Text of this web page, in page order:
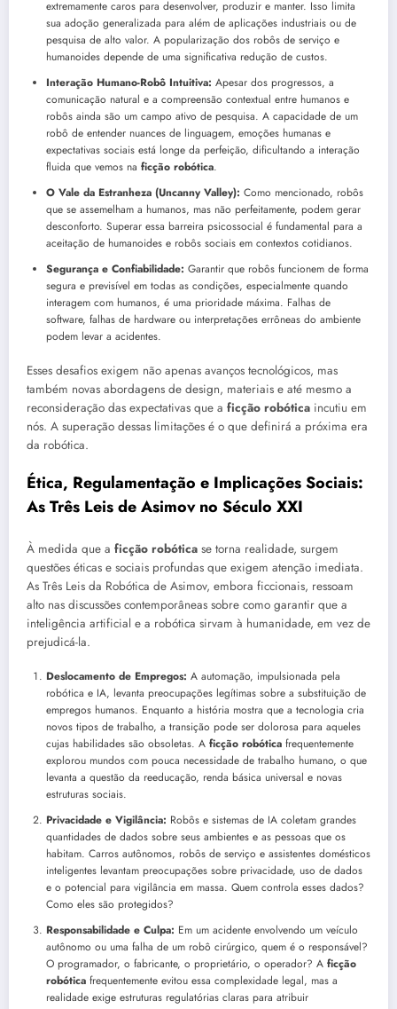
extremamente caros para desenvolver, produzir e manter. Isso limita
sua adoção generalizada para além de aplicações industriais ou de
pesquisa de alto valor. A popularização dos robôs de serviço e
humanoides depende de uma significativa redução de custos.
Interação Humano-Robô Intuitiva: Apesar dos progressos, a
comunicação natural e a compreensão contextual entre humanos e
robôs ainda são um campo ativo de pesquisa. A capacidade de um
robô de entender nuances de linguagem, emoções humanas e
expectativas sociais está longe da perfeição, dificultando a interação
fluida que vemos na ficção robótica.
O Vale da Estranheza (Uncanny Valley): Como mencionado, robôs
que se assemelham a humanos, mas não perfeitamente, podem gerar
desconforto. Superar essa barreira psicossocial é fundamental para a
aceitação de humanoides e robôs sociais em contextos cotidianos.
Segurança e Confiabilidade: Garantir que robôs funcionem de forma
segura e previsível em todas as condições, especialmente quando
interagem com humanos, é uma prioridade máxima. Falhas de
software, falhas de hardware ou interpretações errôneas do ambiente
podem levar a acidentes.
Esses desafios exigem não apenas avanços tecnológicos, mas
também novas abordagens de design, materiais e até mesmo a
reconsideração das expectativas que a ficção robótica incutiu em
nós. A superação dessas limitações é o que definirá a próxima era
da robótica.
Ética, Regulamentação e Implicações Sociais:
As Três Leis de Asimov no Século XXI
À medida que a ficção robótica se torna realidade, surgem
questões éticas e sociais profundas que exigem atenção imediata.
As Três Leis da Robótica de Asimov, embora ficcionais, ressoam
alto nas discussões contemporâneas sobre como garantir que a
inteligência artificial e a robótica sirvam à humanidade, em vez de
prejudicá-la.
Deslocamento de Empregos: A automação, impulsionada pela
robótica e IA, levanta preocupações legítimas sobre a substituição de
empregos humanos. Enquanto a história mostra que a tecnologia cria
novos tipos de trabalho, a transição pode ser dolorosa para aqueles
cujas habilidades são obsoletas. A ficção robótica frequentemente
explorou mundos com pouca necessidade de trabalho humano, o que
levanta a questão da reeducação, renda básica universal e novas
estruturas sociais.
Privacidade e Vigilância: Robôs e sistemas de IA coletam grandes
quantidades de dados sobre seus ambientes e as pessoas que os
habitam. Carros autônomos, robôs de serviço e assistentes domésticos
inteligentes levantam preocupações sobre privacidade, uso de dados
e o potencial para vigilância em massa. Quem controla esses dados?
Como eles são protegidos?
Responsabilidade e Culpa: Em um acidente envolvendo um veículo
autônomo ou uma falha de um robô cirúrgico, quem é o responsável?
O programador, o fabricante, o proprietário, o operador? A ficção
robótica frequentemente evitou essa complexidade legal, mas a
realidade exige estruturas regulatórias claras para atribuir